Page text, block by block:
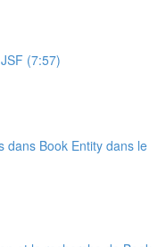
(7:57)
dans Book Entity dans le